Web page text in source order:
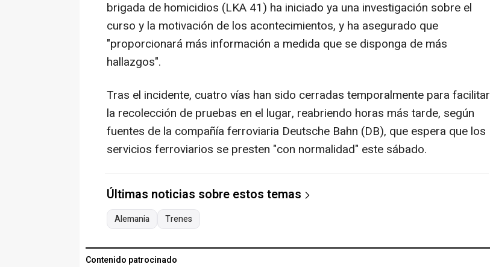
brigada de homicidios (LKA 41) ha iniciado ya una investigación sobre el
curso y la motivación de los acontecimientos, y ha asegurado que
"proporcionará más información a medida que se disponga de más
hallazgos".
Tras el incidente, cuatro vías han sido cerradas temporalmente para facilitar
la recolección de pruebas en el lugar, reabriendo horas más tarde, según
fuentes de la compañía ferroviaria Deutsche Bahn (DB), que espera que los
servicios ferroviarios se presten "con normalidad" este sábado.
Últimas noticias sobre estos temas
Alemania Trenes
Contenido patrocinado